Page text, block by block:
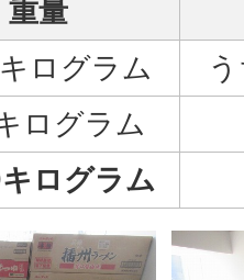
重量
ログラム
ログラム
ログラム